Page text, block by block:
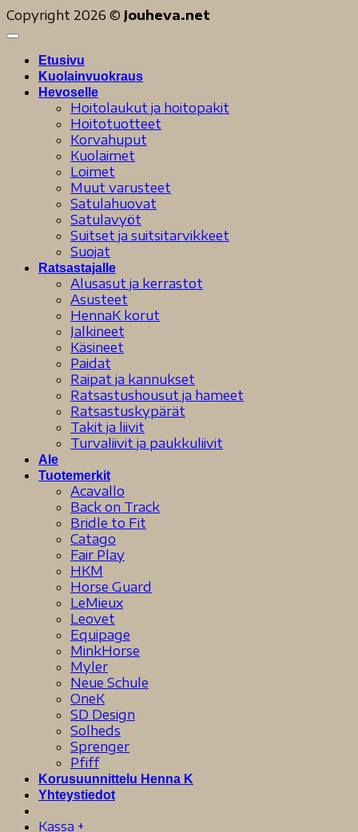
Copyright 2026 © Jouheva.net
Etusivu
Kuolainvuokraus
Hevoselle
Hoitolaukut ja hoitopakit
Hoitotuotteet
Korvahuput
Kuolaimet
Loimet
Muut varusteet
Satulahuovat
Satulavyöt
Suitset ja suitsitarvikkeet
Suojat
Ratsastajalle
Alusasut ja kerrastot
Asusteet
HennaK korut
Jalkineet
Käsineet
Paidat
Raipat ja kannukset
Ratsastushousut ja hameet
Ratsastuskypärät
Takit ja liivit
Turvaliivit ja paukkuliivit
Ale
Tuotemerkit
Acavallo
Back on Track
Bridle to Fit
Catago
Fair Play
HKM
Horse Guard
LeMieux
Leovet
Equipage
MinkHorse
Myler
Neue Schule
OneK
SD Design
Solheds
Sprenger
Pfiff
Korusuunnittelu Henna K
Yhteystiedot
Kassa +